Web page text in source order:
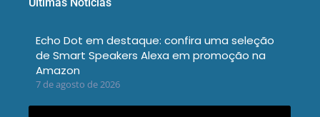
Echo Dot em destaque: confira uma seleção
de Smart Speakers Alexa em promoção na
Amazon
7 de agosto de 2026